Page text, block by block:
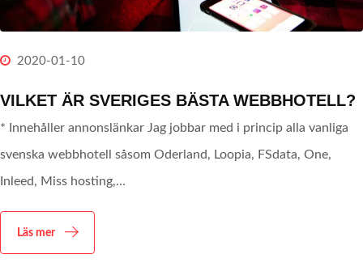
2020-01-10
VILKET ÄR SVERIGES BÄSTA WEBBHOTELL?
* Innehåller annonslänkar Jag jobbar med i princip alla vanliga
svenska webbhotell såsom Oderland, Loopia, FSdata, One,
Inleed, Miss hosting,…
Läs mer